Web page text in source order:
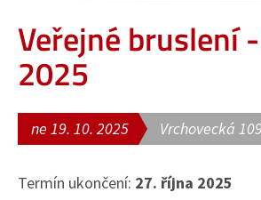
Veřejné bruslení
2025
ne 19. 10. 2025 Vrchovecká
Termín ukončení: 27. října 2025